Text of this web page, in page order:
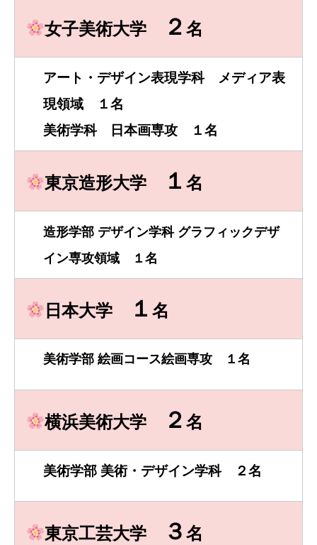
女子美術大学 ２名
アート・デザイン表現学科 メディア表
現領域 １名
美術学科 日本画専攻 １名
東京造形大学 １名
造形学部 デザイン学科 グラフィックデザ
イン専攻領域 １名
日本大学 １名
美術学部 絵画コース絵画専攻 １名
横浜美術大学 ２名
美術学部 美術・デザイン学科 ２名
東京工芸大学 ３名